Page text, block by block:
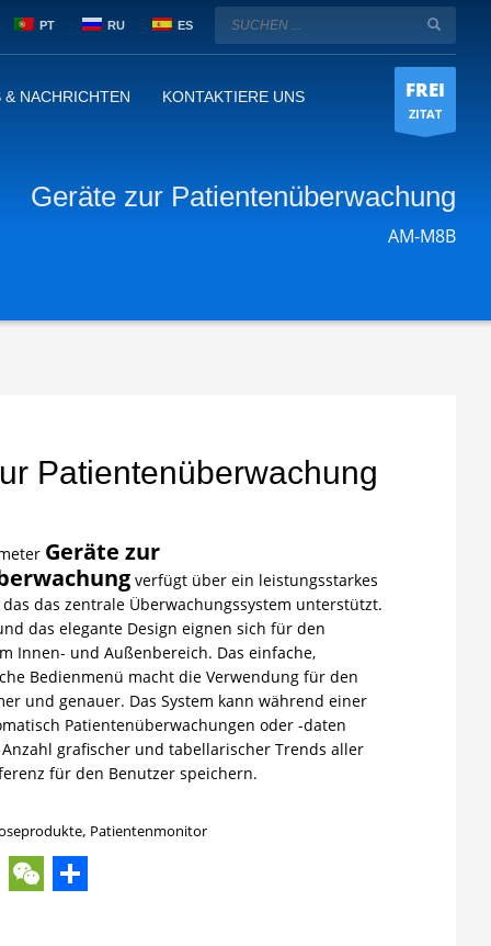
PT RU ES
& NACHRICHTEN KONTAKTIERE UNS FREI
ZITAT
Geräte zur Patientenüberwachung
AM-M8B
Patientenüberwachung
Geräte zur
verfügt über ein leistungsstarkes
das zentrale Überwachungssystem unterstützt.
das elegante Design eignen sich für den
Innen- und Außenbereich. Das einfache,
Bedienmenü macht die Verwendung für den
und genauer. Das System kann während einer
Patientenüberwachungen oder -daten
grafischer und tabellarischer Trends aller
für den Benutzer speichern.
, Patientenmonitor
WeChat
Share